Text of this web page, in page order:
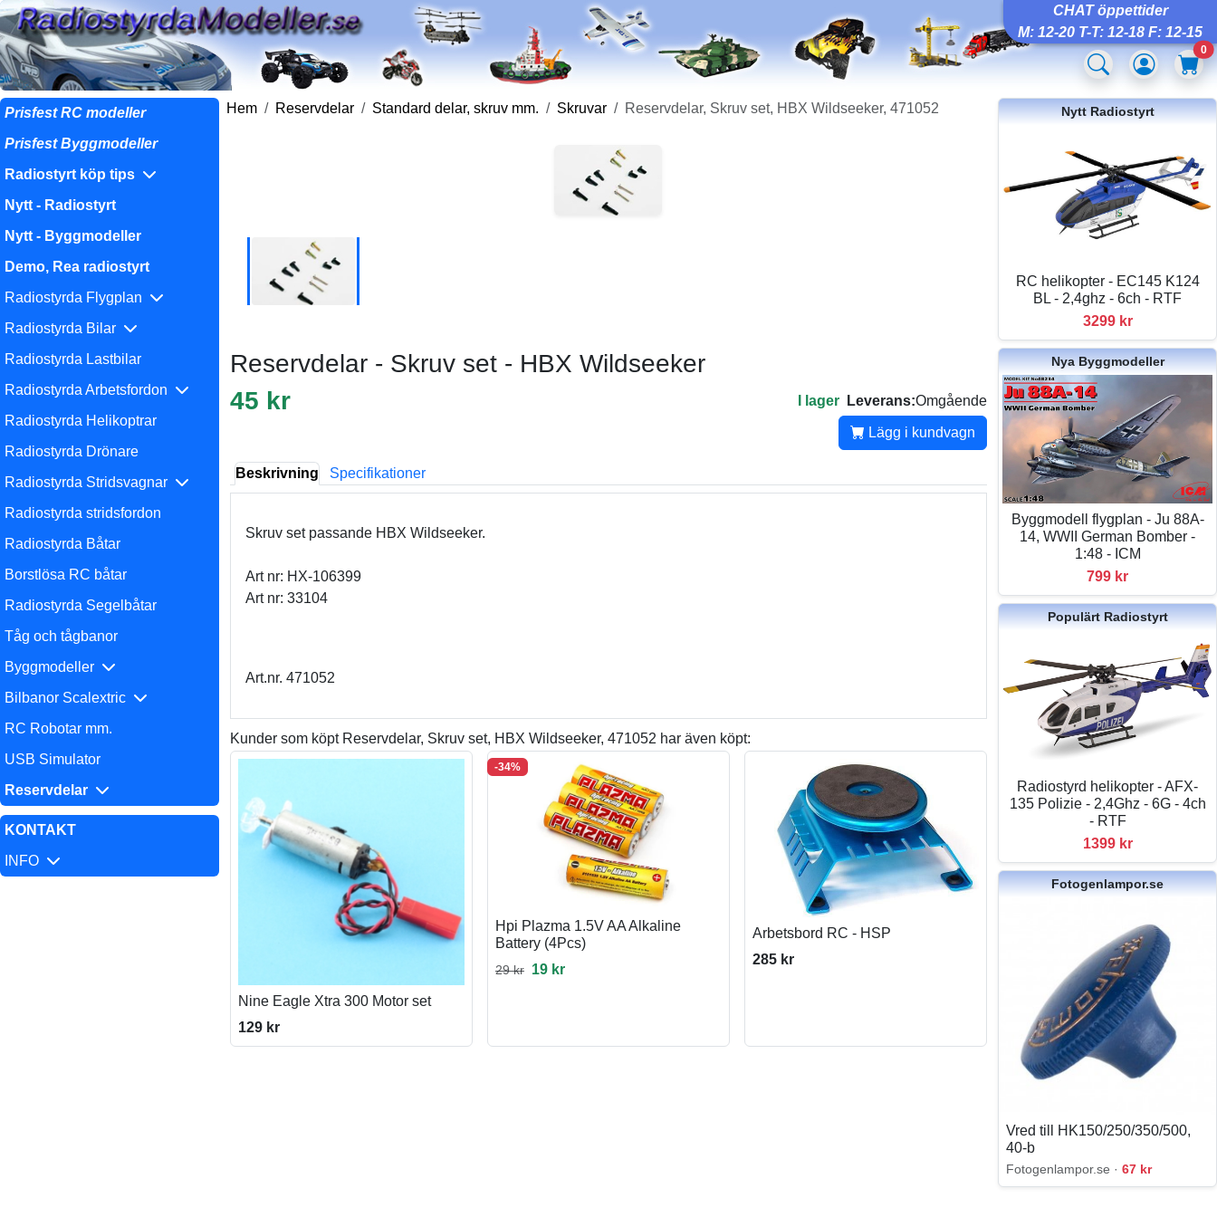
CHAT öppettider
M: 12-20 T-T: 12-18 F: 12-15
0
Prisfest RC modeller
Prisfest Byggmodeller
Radiostyrt köp tips
Nytt - Radiostyrt
Nytt - Byggmodeller
Demo, Rea radiostyrt
Radiostyrda Flygplan
Radiostyrda Bilar
Radiostyrda Lastbilar
Radiostyrda Arbetsfordon
Radiostyrda Helikoptrar
Radiostyrda Drönare
Radiostyrda Stridsvagnar
Radiostyrda stridsfordon
Radiostyrda Båtar
Borstlösa RC båtar
Radiostyrda Segelbåtar
Tåg och tågbanor
Byggmodeller
Bilbanor Scalextric
RC Robotar mm.
USB Simulator
Reservdelar
KONTAKT
INFO
Hem Reservdelar Standard delar, skruv mm. Skruvar Reservdelar, Skruv set, HBX Wildseeker, 471052
Reservdelar - Skruv set - HBX Wildseeker
45 kr
I lager Leverans:Omgående
Lägg i kundvagn
Beskrivning Specifikationer
Skruv set passande HBX Wildseeker.
Art nr: HX-106399
Art nr: 33104
Art.nr. 471052
Kunder som köpt Reservdelar, Skruv set, HBX Wildseeker, 471052 har även köpt:
Nine Eagle Xtra 300 Motor set
129 kr
-34%
Hpi Plazma 1.5V AA Alkaline
Battery (4Pcs)
29 kr 19 kr
Arbetsbord RC - HSP
285 kr
Nytt Radiostyrt
RC helikopter - EC145 K124
BL - 2,4ghz - 6ch - RTF
3299 kr
Nya Byggmodeller
Byggmodell flygplan - Ju 88A-
14, WWII German Bomber -
1:48 - ICM
799 kr
Populärt Radiostyrt
Radiostyrd helikopter - AFX-
135 Polizie - 2,4Ghz - 6G - 4ch
- RTF
1399 kr
Fotogenlampor.se
Vred till HK150/250/350/500,
40-b
Fotogenlampor.se ·67 kr